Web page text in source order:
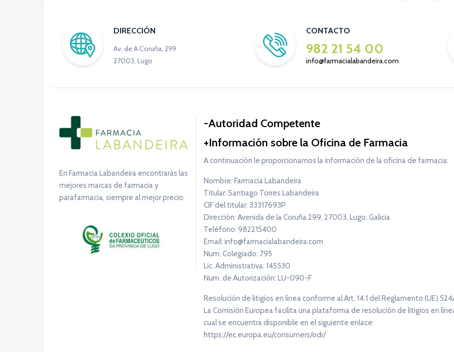
DIRECCIÓN
Av. de A Coruña, 299
27003, Lugo
CONTACTO
982 21 54 00
info@farmacialabandeira.com
En Farmacia Labandeira encontrarás las
mejores marcas de farmacia y
parafarmacia, siempre al mejor precio.
Autoridad Competente
Información sobre la Oficina de Farmacia
A continuación le proporcionamos la información de la oficina de farmacia:
Nombre: Farmacia Labandeira
Titular: Santiago Torres Labandeira
CIF del titular: 33317693P
Dirección: Avenida de la Coruña 299, 27003, Lugo, Galicia
Teléfono: 982215400
Email: info@farmacialabandeira.com
Num. Colegiado: 795
Lic. Administrativa: 145530
Num. de Autorización: LU-090-F
Resolución de litigios en línea conforme al Art. 14.1 del Reglamento (UE)
La Comisión Europea facilita una plataforma de resolución de litigios en
cual se encuentra disponible en el siguiente enlace:
https://ec.europa.eu/consumers/odr/